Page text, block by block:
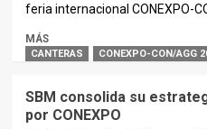
feria internacional CONEXPO-
MÁS
CANTERAS CONEXPO-CON/AGG
SBM consolida su
por CONEXPO